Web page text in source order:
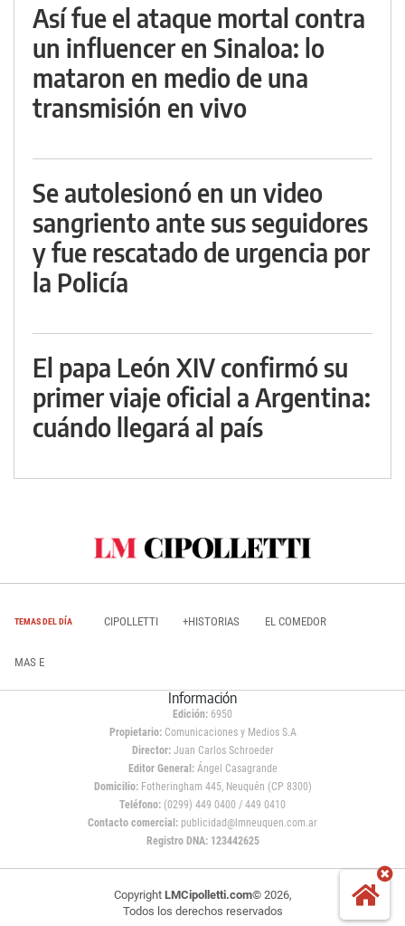
Así fue el ataque mortal contra
un influencer en Sinaloa: lo
mataron en medio de una
transmisión en vivo
Se autolesionó en un video
sangriento ante sus seguidores
y fue rescatado de urgencia por
la Policía
El papa León XIV confirmó su
primer viaje oficial a Argentina:
cuándo llegará al país
TEMAS DEL DÍA CIPOLLETTI +HISTORIAS EL COMEDOR
MAS E
Información
Edición: 6950
Propietario:Comunicaciones y Medios S.A
Director: Juan Carlos Schroeder
Editor General:Ángel Casagrande
Domicilio:Fotheringham 445, Neuquén (CP 8300)
Teléfono: (0299) 449 0400 / 449 0410
Contacto comercial: publicidad@lmneuquen.com.ar
Registro DNA: 123442625
Copyright LMCipolletti.com© 2026,
Todos los derechos reservados